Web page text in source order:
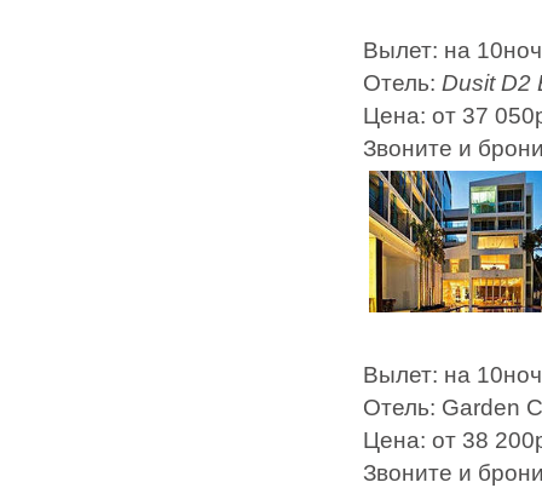
Вылет: на
Отель: Dusit D2
Цена: от 37
Звоните и
Вылет: на
Отель: Garden
Цена: от 38
Звоните и